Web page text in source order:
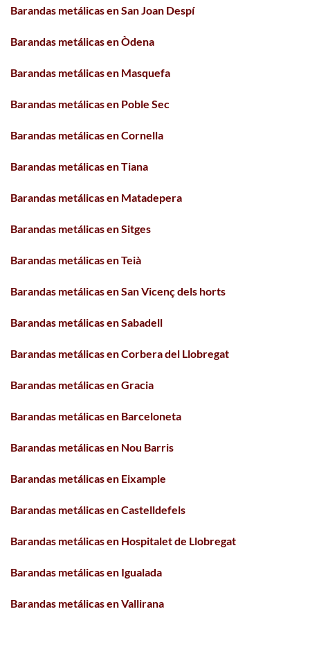
Barandas metálicas en San Joan Despí
Barandas metálicas en Òdena
Barandas metálicas en Masquefa
Barandas metálicas en Poble Sec
Barandas metálicas en Cornella
Barandas metálicas en Tiana
Barandas metálicas en Matadepera
Barandas metálicas en Sitges
Barandas metálicas en Teià
Barandas metálicas en San Vicenç dels horts
Barandas metálicas en Sabadell
Barandas metálicas en Corbera del Llobregat
Barandas metálicas en Gracia
Barandas metálicas en Barceloneta
Barandas metálicas en Nou Barris
Barandas metálicas en Eixample
Barandas metálicas en Castelldefels
Barandas metálicas en Hospitalet de Llobregat
Barandas metálicas en Igualada
Barandas metálicas en Vallirana